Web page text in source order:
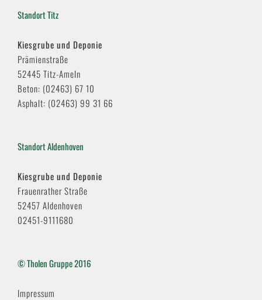
Standort Titz
Kiesgrube und Deponie
Prämienstraße
52445 Titz-Ameln
Beton: (02463) 67 10
Asphalt: (02463) 99 31 66
Standort Aldenhoven
Kiesgrube und Deponie
Frauenrather Straße
52457 Aldenhoven
02451-9111680
© Tholen Gruppe 2016
Impressum